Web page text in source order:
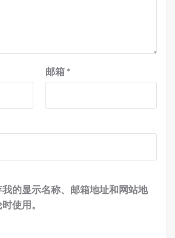
邮箱 *
的显示名称、邮箱地址和网站地
使用。